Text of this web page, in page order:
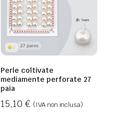
Perle coltivate
mediamente perforate 27
paia
15,10 € (IVA non inclusa)